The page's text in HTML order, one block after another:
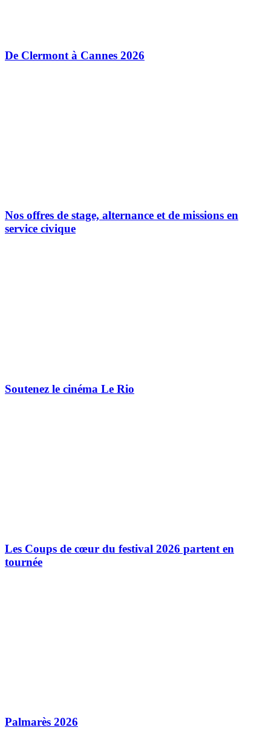
De Clermont à Cannes 2026
Nos offres de stage, alternance et de missions en
service civique
Soutenez le cinéma Le Rio
Les Coups de cœur du festival 2026 partent en
tournée
Palmarès 2026